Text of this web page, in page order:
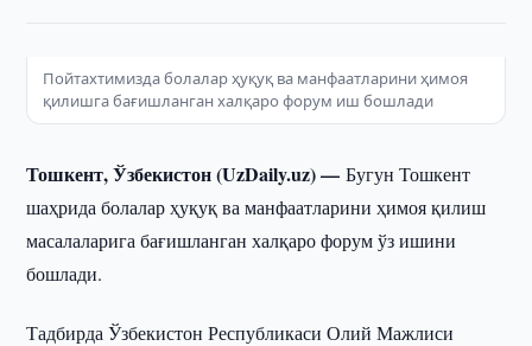
Пойтахтимизда болалар ҳуқуқ ва манфаатларини ҳимоя
қилишга бағишланган халқаро форум иш бошлади
Тошкент, Ўзбекистон (UzDaily.uz) —Бугун Тошкент
шаҳрида болалар ҳуқуқ ва манфаатларини ҳимоя қилиш
масалаларига бағишланган халқаро форум ўз ишини
бошлади.
Тадбирда Ўзбекистон Республикаси Олий Мажлиси